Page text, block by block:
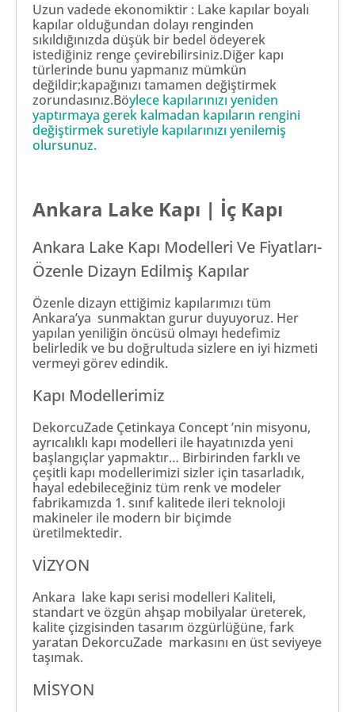
Uzun vadede ekonomiktir : Lake kapılar boyalı
kapılar olduğundan dolayı renginden
sıkıldığınızda düşük bir bedel ödeyerek
istediğiniz renge çevirebilirsiniz.Diğer kapı
türlerinde bunu yapmanız mümkün
değildir;kapağınızı tamamen değiştirmek
zorundasınız.Böylece kapılarınızı yeniden
yaptırmaya gerek kalmadan kapıların rengini
değiştirmek suretiyle kapılarınızı yenilemiş
olursunuz.
Ankara Lake Kapı | İç Kapı
Ankara Lake Kapı Modelleri Ve Fiyatları-
Özenle Dizayn Edilmiş Kapılar
Özenle dizayn ettiğimiz kapılarımızı tüm
Ankara’ya sunmaktan gurur duyuyoruz. Her
yapılan yeniliğin öncüsü olmayı hedefimiz
belirledik ve bu doğrultuda sizlere en iyi hizmeti
vermeyi görev edindik.
Kapı Modellerimiz
DekorcuZade Çetinkaya Concept ’nin misyonu,
ayrıcalıklı kapı modelleri ile hayatınızda yeni
başlangıçlar yapmaktır… Birbirinden farklı ve
çeşitli kapı modellerimizi sizler için tasarladık,
hayal edebileceğiniz tüm renk ve modeler
fabrikamızda 1. sınıf kalitede ileri teknoloji
makineler ile modern bir biçimde
üretilmektedir.
VİZYON
Ankara lake kapı serisi modelleri Kaliteli,
standart ve özgün ahşap mobilyalar üreterek,
kalite çizgisinden tasarım özgürlüğüne, fark
yaratan DekorcuZade markasını en üst seviyeye
taşımak.
MİSYON